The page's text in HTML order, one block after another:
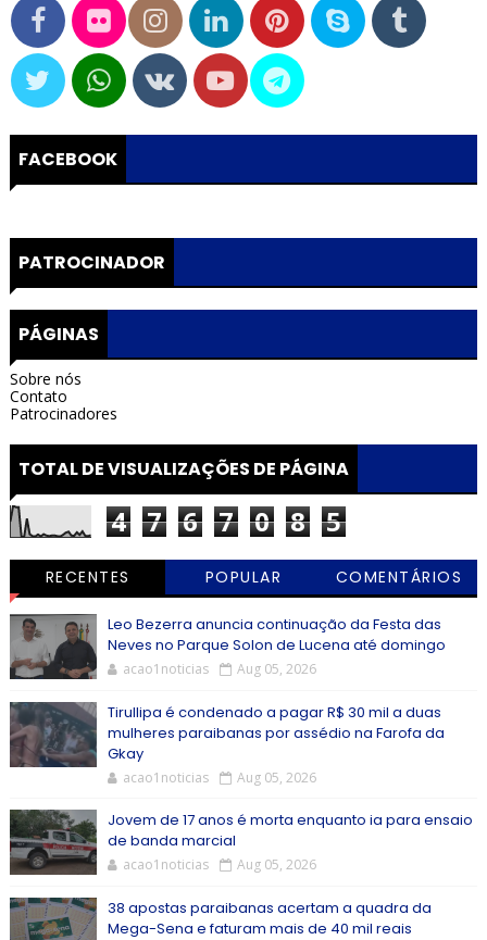
FACEBOOK
PATROCINADOR
PÁGINAS
Sobre nós
Contato
Patrocinadores
TOTAL DE VISUALIZAÇÕES DE PÁGINA
4 7 6 7 0 8 5
RECENTES POPULAR COMENTÁRIOS
Leo Bezerra anuncia continuação da Festa das
Neves no Parque Solon de Lucena até domingo
acao1noticias Aug 05, 2026
Tirullipa é condenado a pagar R$ 30 mil a duas
mulheres paraibanas por assédio na Farofa da
Gkay
acao1noticias Aug 05, 2026
Jovem de 17 anos é morta enquanto ia para ensaio
de banda marcial
acao1noticias Aug 05, 2026
38 apostas paraibanas acertam a quadra da
Mega-Sena e faturam mais de 40 mil reais